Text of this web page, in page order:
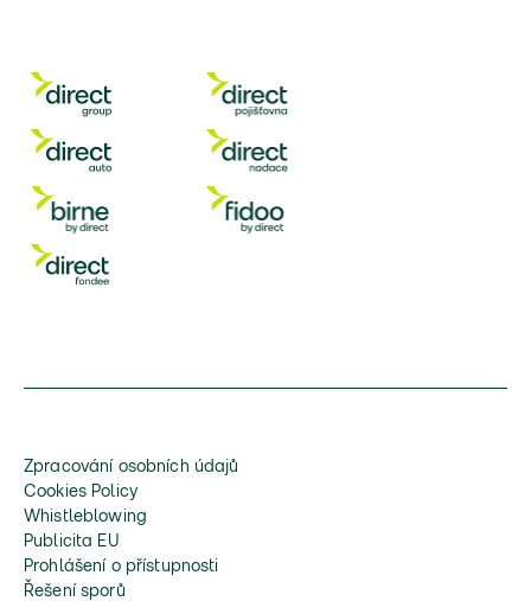
Zpracování osobních údajů
Cookies Policy
Whistleblowing
Publicita EU
Prohlášení o přístupnosti
Řešení sporů